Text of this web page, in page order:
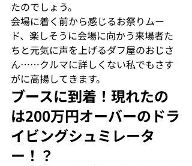
たのでしょう。
会場に着く前から感じるお祭りムー
ド、楽しそうに会場に向かう来場者た
ちと元気に声を上げるダフ屋のおじさ
ん……クルマに詳しくない私でもさす
がに高揚してきます。
ブースに到着！現れたの
は200万円オーバーのドラ
イビングシュミレータ
ー！？